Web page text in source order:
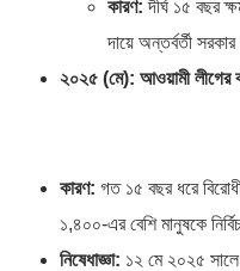
কারণ: দীর্ঘ ১৫ বছর
দায়ে অন্তর্বর্তী
২০২৫ (মে): আওয়ামী লীগের
কারণ: গত ১৫ বছর ধরে
১,৪০০-এর বেশি মানুষকে
নিষেধাজ্ঞা: ১২ মে ২০২৫